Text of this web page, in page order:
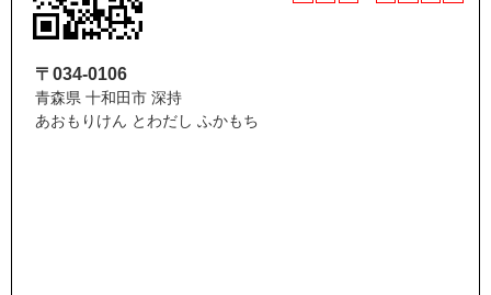
〒034-0106
青森県 十和田市 深持
あおもりけん とわだし ふかもち